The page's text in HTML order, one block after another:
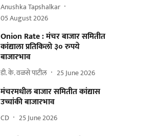
Anushka Tapshalkar
05 August 2026
Onion Rate : मंचर बाजार समितीत
कांद्याला प्रतिकिलो ३० रुपये
बाजारभाव
डी. के. वळसे पाटील 25 June 2026
मंचरमधील बाजार समितीत कांद्यास
उच्चांकी बाजारभाव
CD 25 June 2026